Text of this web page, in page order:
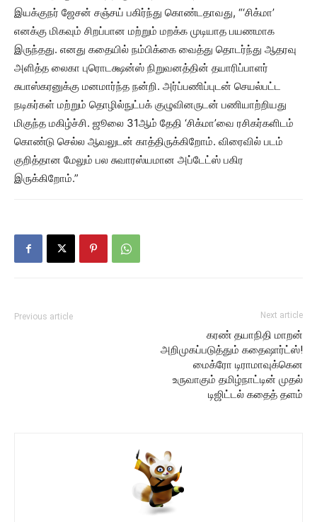
இயக்குநர் ஜேசன் சஞ்சய் பகிர்ந்து கொண்டதாவது, “‘சிக்மா’
எனக்கு மிகவும் சிறப்பான மற்றும் மறக்க முடியாத பயணமாக
இருந்தது. எனது கதையில் நம்பிக்கை வைத்து தொடர்ந்து ஆதரவு
அளித்த லைகா புரொடக்ஷன்ஸ் நிறுவனத்தின் தயாரிப்பாளர்
சுபாஸ்கரனுக்கு மனமார்ந்த நன்றி. அர்ப்பணிப்புடன் செயல்பட்ட
நடிகர்கள் மற்றும் தொழில்நுட்பக் குழுவினருடன் பணியாற்றியது
மிகுந்த மகிழ்ச்சி. ஜூலை 31ஆம் தேதி ‘சிக்மா’வை ரசிகர்களிடம்
கொண்டு செல்ல ஆவலுடன் காத்திருக்கிறோம். விரைவில் படம்
குறித்தான மேலும் பல சுவாரஸ்யமான அப்டேட்ஸ் பகிர
இருக்கிறோம்.”
Previous article Next article
கரண் தயாநிதி மாறன்
அறிமுகப்படுத்தும் கதைஷார்ட்ஸ்!
மைக்ரோ டிராமாவுக்கென
உருவாகும் தமிழ்நாட்டின் முதல்
டிஜிட்டல் கதைத் தளம்